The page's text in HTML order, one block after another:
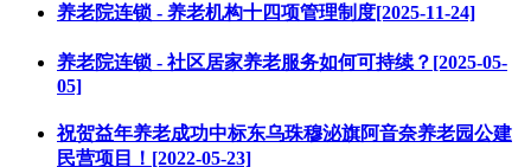
养老院连锁 - 养老机构十四项管理制度[2025-11-24]
养老院连锁 - 社区居家养老服务如何可持续？[2025-05-
05]
祝贺益年养老成功中标东乌珠穆泌旗阿音奈养老园公建
民营项目！[2022-05-23]